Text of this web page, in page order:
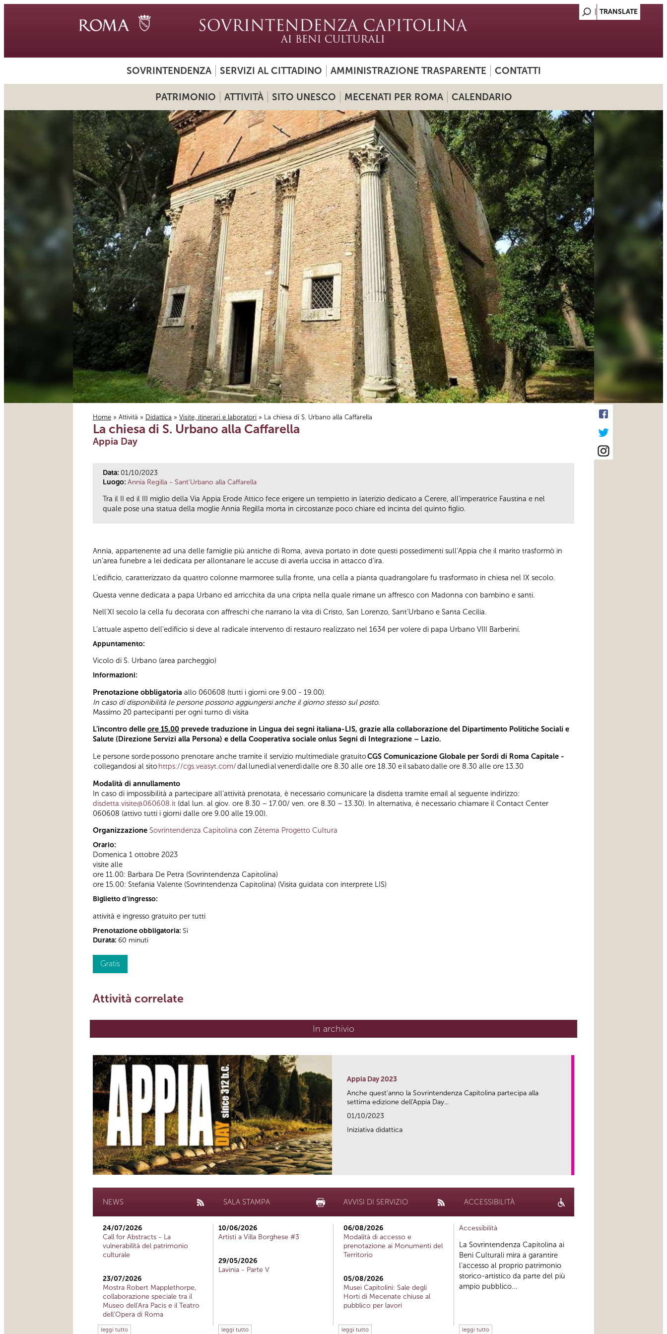
SOVRINTENDENZA SERVIZI AL CITTADINO AMMINISTRAZIONE TRASPARENTE CONTATTI
PATRIMONIO ATTIVITÀ SITO UNESCO MECENATI PER ROMA CALENDARIO
Tu sei qui
Home » Attività » Didattica » Visite, itinerari e laboratori » La chiesa di S. Urbano alla Caffarella
La chiesa di S. Urbano alla Caffarella
Appia Day
Data: 01/10/2023
Luogo: Annia Regilla - Sant'Urbano alla Caffarella
Tra il II ed il III miglio della Via Appia Erode Attico fece erigere un tempietto in laterizio dedicato a Cerere, all’imperatrice Faustina e nel
quale pose una statua della moglie Annia Regilla morta in circostanze poco chiare ed incinta del quinto figlio.
Annia, appartenente ad una delle famiglie più antiche di Roma, aveva portato in dote questi possedimenti sull’Appia che il marito trasformò in
un’area funebre a lei dedicata per allontanare le accuse di averla uccisa in attacco d’ira.
L’edificio, caratterizzato da quattro colonne marmoree sulla fronte, una cella a pianta quadrangolare fu trasformato in chiesa nel IX secolo.
Questa venne dedicata a papa Urbano ed arricchita da una cripta nella quale rimane un affresco con Madonna con bambino e santi.
Nell’XI secolo la cella fu decorata con affreschi che narrano la vita di Cristo, San Lorenzo, Sant’Urbano e Santa Cecilia.
L’attuale aspetto dell’edificio si deve al radicale intervento di restauro realizzato nel 1634 per volere di papa Urbano VIII Barberini.
Appuntamento:
Vicolo di S. Urbano (area parcheggio)
Informazioni:
Prenotazione obbligatoria allo 060608 (tutti i giorni ore 9.00 - 19.00).
In caso di disponibilità le persone possono aggiungersi anche il giorno stesso sul posto.
Massimo 20 partecipanti per ogni turno di visita
L’incontro delle ore 15.00 prevede traduzione in Lingua dei segni italiana-LIS, grazie alla collaborazione del Dipartimento Politiche Sociali e
Salute (Direzione Servizi alla Persona) e della Cooperativa sociale onlus Segni di Integrazione – Lazio.
Le persone sorde possono prenotare anche tramite il servizio multimediale gratuitoCGS Comunicazione Globale per Sordi di Roma Capitale -
collegandosi al sitohttps://cgs.veasyt.com/dal lunedì al venerdì dalle ore 8.30 alle ore 18.30 e il sabato dalle ore 8.30 alle ore 13.30
Modalità di annullamento
In caso di impossibilità a partecipare all’attività prenotata, è necessario comunicare la disdetta tramite email al seguente indirizzo:
disdetta.visite@060608.it (dal lun. al giov. ore 8.30 – 17.00/ ven. ore 8.30 – 13.30). In alternativa, è necessario chiamare il Contact Center
060608 (attivo tutti i giorni dalle ore 9.00 alle 19.00).
Organizzazione Sovrintendenza Capitolina con Zètema Progetto Cultura
Orario:
Domenica 1 ottobre 2023
visite alle
ore 11.00: Barbara De Petra (Sovrintendenza Capitolina)
ore 15.00: Stefania Valente (Sovrintendenza Capitolina) (Visita guidata con interprete LIS)
Biglietto d'ingresso:
attività e ingresso gratuito per tutti
Prenotazione obbligatoria: Sì
Durata: 60 minuti
Gratis
Attività correlate
In archivio
Appia Day 2023
Anche quest'anno la Sovrintendenza Capitolina partecipa alla
settima edizione dell'Appia Day...
01/10/2023
Iniziativa didattica
NEWS
24/07/2026
Call for Abstracts - La
vulnerabilità del patrimonio
culturale
23/07/2026
Mostra Robert Mapplethorpe,
collaborazione speciale tra il
Museo dell'Ara Pacis e il Teatro
dell'Opera di Roma
leggi tutto
SALA STAMPA
10/06/2026
Artisti a Villa Borghese #3
29/05/2026
Lavinia - Parte V
leggi tutto
AVVISI DI SERVIZIO
06/08/2026
Modalità di accesso e
prenotazione ai Monumenti del
Territorio
05/08/2026
Musei Capitolini: Sale degli
Horti di Mecenate chiuse al
pubblico per lavori
leggi tutto
ACCESSIBILITÀ
Accessibilità
La Sovrintendenza Capitolina ai
Beni Culturali mira a garantire
l’accesso al proprio patrimonio
storico-artistico da parte del più
ampio pubblico...
leggi tutto